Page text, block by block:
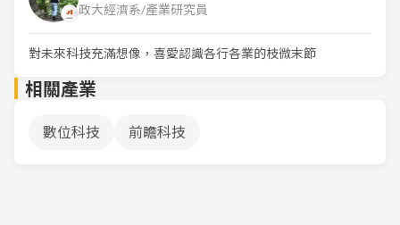
政大經濟系/產業研究員
對未來科技充滿想像，喜愛認識各行各業的枝微末節
相關產業
數位科技 前瞻科技